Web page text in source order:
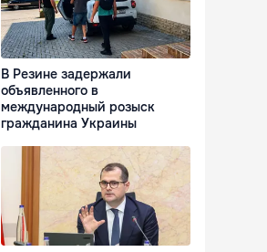
В Резине задержали
объявленного в
международный розыск
гражданина Украины